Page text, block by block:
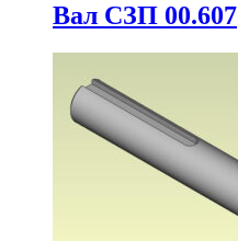
Вал СЗП 00.607